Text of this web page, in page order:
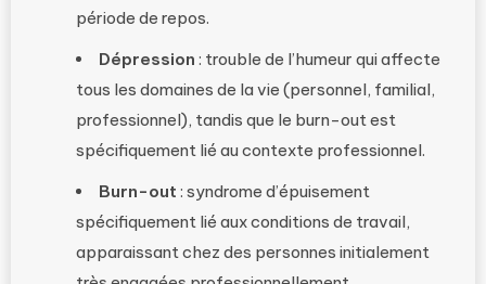
période de repos.
Dépression : trouble de l’humeur qui affecte
tous les domaines de la vie (personnel, familial,
professionnel), tandis que le burn-out est
spécifiquement lié au contexte professionnel.
Burn-out : syndrome d’épuisement
spécifiquement lié aux conditions de travail,
apparaissant chez des personnes initialement